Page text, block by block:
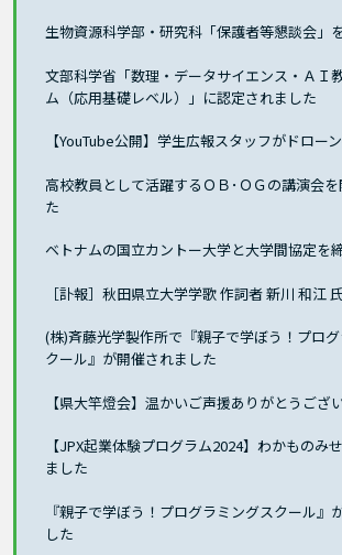
生物資源科学部・研究科「保護者等懇談会」
文部科学省「数理・データサイエンス・ＡＩ
ム（応用基礎レベル）」に認定されました
【YouTube公開】学生広報スタッフがドロー
高校教員として活躍するＯＢ･ＯＧの講演会
た
ベトナムの国立カントー大学と大学間協定を
［訃報］秋田県立大学学歌 作詞者 新川 和江
(株)斉藤光学製作所で『親子で学ぼう！プロ
クール』が開催されました
【県大竿燈会】温かいご声援ありがとうござ
【JPX起業体験プログラム2024】わかものみ
ました
『親子で学ぼう！プログラミングスクール』
した